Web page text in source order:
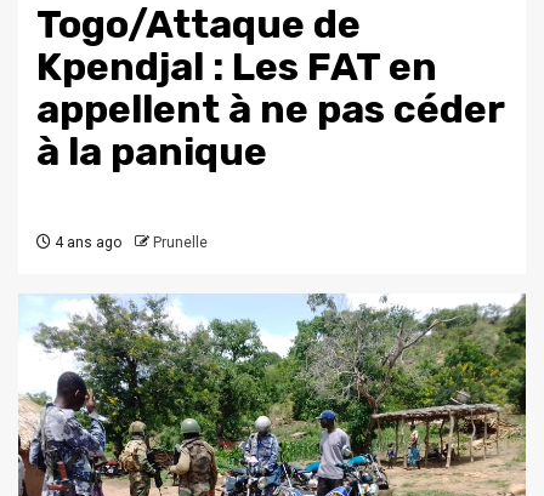
Togo/Attaque de
Kpendjal : Les FAT en
appellent à ne pas céder
à la panique
4 ans ago Prunelle